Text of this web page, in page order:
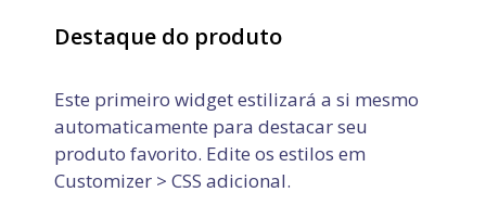
Destaque do produto
Este primeiro widget estilizará a si mesmo
automaticamente para destacar seu
produto favorito. Edite os estilos em
Customizer > CSS adicional.